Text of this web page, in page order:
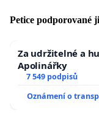
Petice podporované
Za udržitelné a
Apolinářky
7 549 podpisů
Oznámení o